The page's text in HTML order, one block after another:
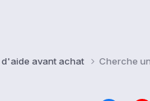
avant achat Cherche